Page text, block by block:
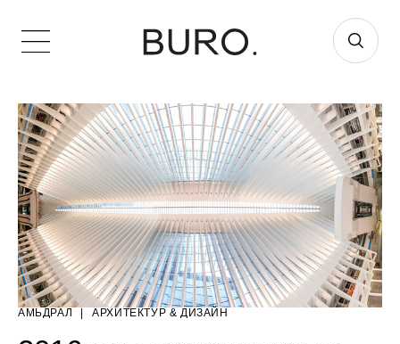
АМЬДРАЛ AРХИТЕКТУР & ДИЗАЙН